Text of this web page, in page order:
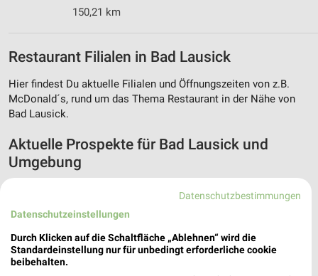
150,21 km
Restaurant Filialen in Bad Lausick
Hier findest Du aktuelle Filialen und Öffnungszeiten von z.B.
McDonald´s, rund um das Thema Restaurant in der Nähe von
Bad Lausick.
Aktuelle Prospekte für Bad Lausick und
Umgebung
hagebaumarkt
Datenschutzbestimmungen
Datenschutzeinstellungen
Durch Klicken auf die Schaltfläche „Ablehnen“ wird die
Standardeinstellung nur für unbedingt erforderliche cookie
beibehalten.